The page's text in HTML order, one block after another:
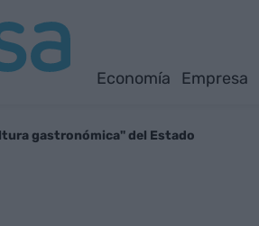
Economía Empresa
gastronómica" del Estado